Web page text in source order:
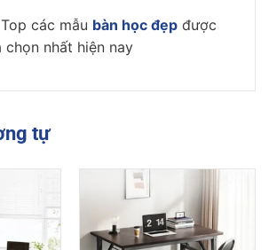
các mẫu bàn học đẹp được
chọn nhất hiện nay
tự